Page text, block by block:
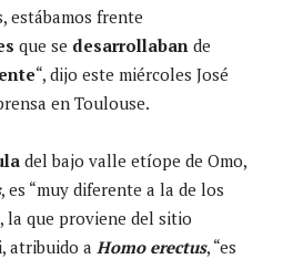
estábamos frente
que se desarrollaban de
“, dijo este miércoles José
en Toulouse.
del bajo valle etíope de Omo,
, es “muy diferente a la de los
la que proviene del sitio
atribuido a Homo erectus, “es